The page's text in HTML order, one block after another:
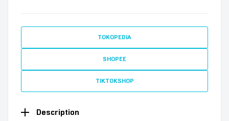
TOKOPEDIA
SHOPEE
TIKTOKSHOP
Description